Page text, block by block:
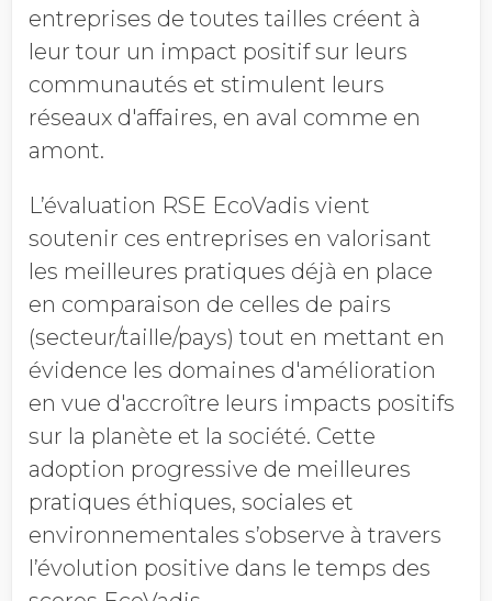
entreprises de toutes tailles créent à
leur tour un impact positif sur leurs
communautés et stimulent leurs
réseaux d'affaires, en aval comme en
amont.
L’évaluation RSE EcoVadis vient
soutenir ces entreprises en valorisant
les meilleures pratiques déjà en place
en comparaison de celles de pairs
(secteur/taille/pays) tout en mettant en
évidence les domaines d'amélioration
en vue d'accroître leurs impacts positifs
sur la planète et la société. Cette
adoption progressive de meilleures
pratiques éthiques, sociales et
environnementales s’observe à travers
l’évolution positive dans le temps des